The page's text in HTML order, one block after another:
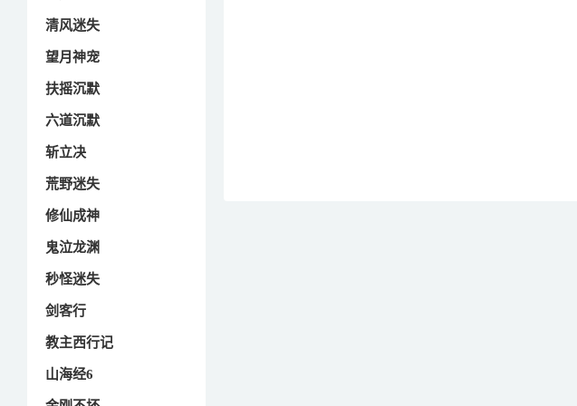
清风迷失
望月神宠
扶摇沉默
六道沉默
斩立决
荒野迷失
修仙成神
鬼泣龙渊
秒怪迷失
剑客行
教主西行记
山海经6